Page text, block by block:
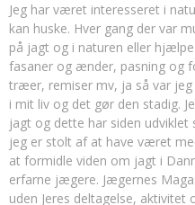
Jeg har været interesseret i
kan huske. Hver gang der var
på jagt og i naturen eller
fasaner og ænder, pasning og
træer, remiser mv, ja så var
i mit liv og det gør den stadig.
jagt og dette har siden udviklet
jeg er stolt af at have været
at formidle viden om jagt i
erfarne jægere. Jægernes
uden Jeres deltagelse,